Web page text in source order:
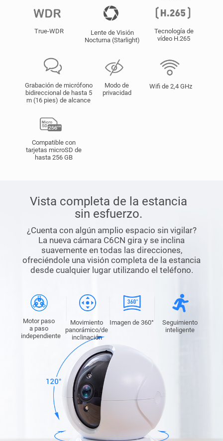
Compatible con
tarjetas microSD de
hasta 256 GB
Wifi de 2,4 GHz
Grabación de micrófono
bidireccional de hasta 5
m (16 pies) de alcance
Modo de
privacidad
Tecnología de
vídeo H.265
True-WDR
Lente de Visión
Nocturna (Starlight)
Seguimiento
inteligente
Imagen de 360°
Movimiento
panorámico/de
inclinación
Motor paso
a paso
independiente
¿Cuenta con algún amplio espacio sin vigilar?
La nueva cámara C6CN gira y se inclina
suavemente en todas las direcciones,
ofreciéndole una visión completa de la estancia
desde cualquier lugar utilizando el teléfono.
Vista completa de la estancia
sin esfuerzo.